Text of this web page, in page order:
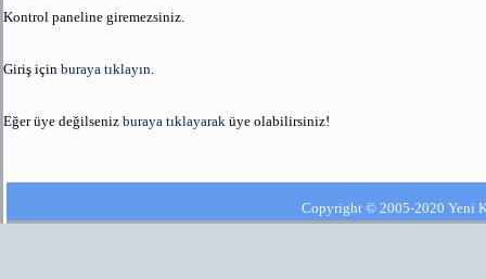
Kontrol paneline giremezsiniz.
Giriş için buraya tıklayın
Eğer üye değilseniz buraya tıklayarak üye olabilirsiniz!
Copyright © 2005-2020 Yeni